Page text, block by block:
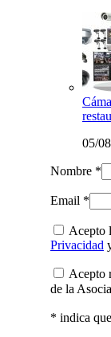
05/
Nombre *
Email *
Acepto
Privacidad
Acepto
de la
* indica